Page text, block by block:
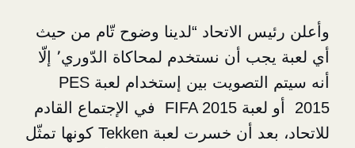
الاتحاد “لدينا وضوح تّام من حيث
أي لعبة يجب أن نستخدم لمحاكاة الدّوري٬ إلّا
أنه سيتم التصويت بين إستخدام لعبة PES
2015 أو لعبة FIFA 2015 في الإجتماع القادم
للاتحاد، بعد أن خسرت لعبة Tekken كونها تمثّل